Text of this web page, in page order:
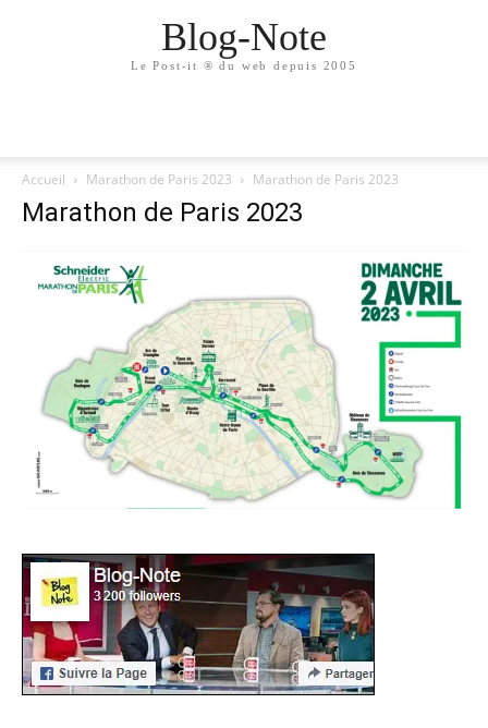
Blog-Note
Le Post-it ® du web depuis 2005
Accueil Marathon de Paris 2023 Marathon de Paris 2023
Marathon de Paris 2023